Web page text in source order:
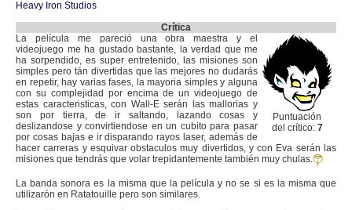
Heavy Iron Studios
Crítica
Puntuación
del crítico: 7
La película me pareció una obra maestra y el
videojuego me ha gustado bastante, la verdad que me
ha sorpendido, es super entretenido, las misiones son
simples pero tán divertidas que las mejores no dudarás
en repetir, hay varias fases, la mayoria simples y alguna
con su complejidad por encima de un videojuego de
estas caracteristicas, con Wall-E serán las mallorias y
son por tierra, de ir saltando, lazando cosas y
deslizandose y convirtiendose en un cubito para pasar
por cosas bajas e ir disparando rayos laser, además de
hacer carreras y esquivar obstaculos muy divertidos, y con Eva serán las
misiones que tendrás que volar trepidantemente también muy chulas.
La banda sonora es la misma que la película y no se si es la misma que
utilizarón en Ratatouille pero son similares.